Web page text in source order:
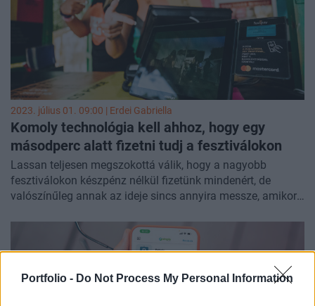
Portfolio - Do Not Process My Personal Information
2023. július 01. 09:00 | Erdei Gabriella
Komoly technológia kell ahhoz, hogy egy
másodperc alatt fizetni tudj a fesztiválokon
Lassan teljesen megszokottá válik, hogy a nagyobb
fesztiválokon készpénz nélkül fizetünk mindenért, de
valószínűleg annak az ideje sincs annyira messze, amikor
kamerába. A bankkártyás vagy mobilfizetés mellett idén a
két legnagyobb hazai fesztiválon, a Balaton Soundon és a
használható, amit elég a kártyaolvasó terminálhoz érinteni,
a fizetés pedig pár másodperc alatt végbemegy. Azt, hogy